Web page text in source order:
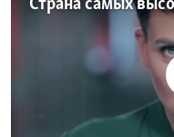
No media